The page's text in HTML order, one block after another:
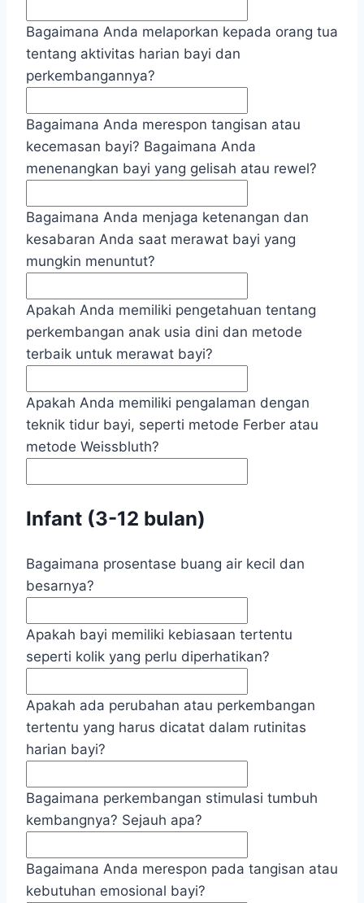
Bagaimana Anda melaporkan kepada orang tua
tentang aktivitas harian bayi dan
perkembangannya?
Bagaimana Anda merespon tangisan atau
kecemasan bayi? Bagaimana Anda
menenangkan bayi yang gelisah atau rewel?
Bagaimana Anda menjaga ketenangan dan
kesabaran Anda saat merawat bayi yang
mungkin menuntut?
Apakah Anda memiliki pengetahuan tentang
perkembangan anak usia dini dan metode
terbaik untuk merawat bayi?
Apakah Anda memiliki pengalaman dengan
teknik tidur bayi, seperti metode Ferber atau
metode Weissbluth?
Infant (3-12 bulan)
Bagaimana prosentase buang air kecil dan
besarnya?
Apakah bayi memiliki kebiasaan tertentu
seperti kolik yang perlu diperhatikan?
Apakah ada perubahan atau perkembangan
tertentu yang harus dicatat dalam rutinitas
harian bayi?
Bagaimana perkembangan stimulasi tumbuh
kembangnya? Sejauh apa?
Bagaimana Anda merespon pada tangisan atau
kebutuhan emosional bayi?